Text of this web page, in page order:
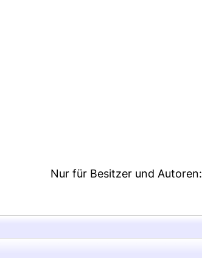
Nur für Besitzer und Autoren: